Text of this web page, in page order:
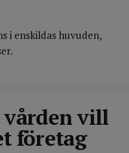
i enskildas huvuden,
vill
företag